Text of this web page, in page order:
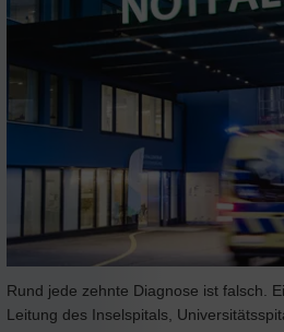
Rund jede zehnte Diagnose ist falsch.
Leitung des Inselspitals,